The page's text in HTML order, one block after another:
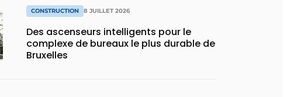
CONSTRUCTION 8 JUILLET 2026
Des ascenseurs intelligents pour le
complexe de bureaux le plus durable de
Bruxelles